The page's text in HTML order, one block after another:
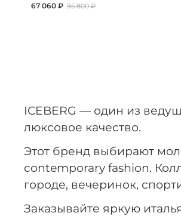
67 060 ₽ 95 800 ₽